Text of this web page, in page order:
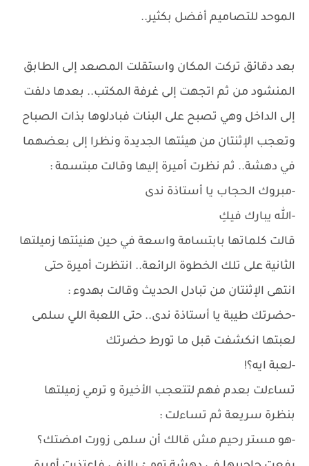
الموحد للتصاميم أفضل بكثير..
بعد دقائق تركت المكان واستقلت المصعد إلى الطابق
المنشود من ثم اتجهت إلى غرفة المكتب.. بعدها دلفت
إلى الداخل وهي تصبح على البنات فبادلوها بذات الصباح
وتعجب الإثنتان من هيئتها الجديدة ونظرا إلى بعضهما
في دهشة.. ثم نظرت أميرة إليها وقالت مبتسمة :
-مبروك الحجاب يا أستاذة ندى
-الله يبارك فيكِ
قالت كلماتها بابتسامة واسعة في حين هنيئتها زميلتها
الثانية على تلك الخطوة الرائعة.. انتظرت أميرة حتى
انتهى الإثنتان من تبادل الحديث وقالت بهدوء :
-حضرتك طيبة يا أستاذة ندى.. حتى اللعبة اللي سلمى
لعبتها انكشفت قبل ما تورط حضرتك
-لعبة ايه؟!
تساءلت بعدم فهم لتتعجب الأخيرة و ترمي زميلتها
بنظرة سريعة ثم تساءلت :
-هو مستر رحيم مش قالك أن سلمى زورت امضتك؟